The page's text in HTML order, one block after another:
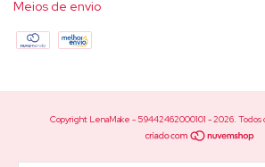
Meios de envio
Copyright LenaMake - 59442462000101 - 2026. Todos